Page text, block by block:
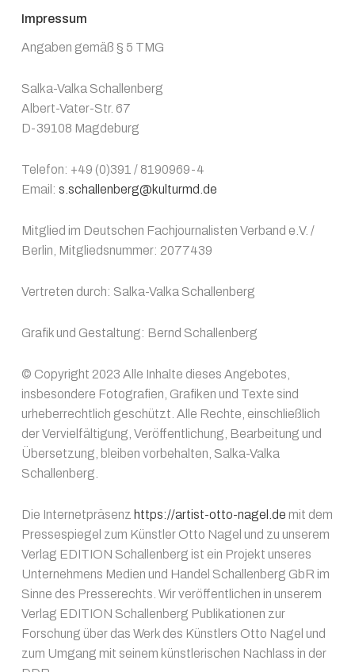
Impressum
Angaben gemäß § 5 TMG
Salka-Valka Schallenberg
Albert-Vater-Str. 67
D-39108 Magdeburg
Telefon: +49 (0)391 / 8190969-4
Email: s.schallenberg@kulturmd.de
Mitglied im Deutschen Fachjournalisten Verband e.V. /
Berlin, Mitgliedsnummer: 2077439
Vertreten durch: Salka-Valka Schallenberg
Grafik und Gestaltung: Bernd Schallenberg
© Copyright 2023 Alle Inhalte dieses Angebotes,
insbesondere Fotografien, Grafiken und Texte sind
urheberrechtlich geschützt. Alle Rechte, einschließlich
der Vervielfältigung, Veröffentlichung, Bearbeitung und
Übersetzung, bleiben vorbehalten, Salka-Valka
Schallenberg.
Die Internetpräsenz https://artist-otto-nagel.de mit dem
Pressespiegel zum Künstler Otto Nagel und zu unserem
Verlag EDITION Schallenberg ist ein Projekt unseres
Unternehmens Medien und Handel Schallenberg GbR im
Sinne des Presserechts. Wir veröffentlichen in unserem
Verlag EDITION Schallenberg Publikationen zur
Forschung über das Werk des Künstlers Otto Nagel und
zum Umgang mit seinem künstlerischen Nachlass in der